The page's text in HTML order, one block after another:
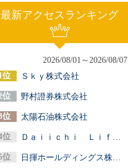
最新アクセスランキング
2026/08/01～2026/08/07
Ｓｋｙ株式会社
野村證券株式会社
太陽石油株式会社
Ｄａｉｉｃｈｉ Ｌｉｆｅグループ（第一ライフグループ／第一生命保険）
日揮ホールディングス株式会社